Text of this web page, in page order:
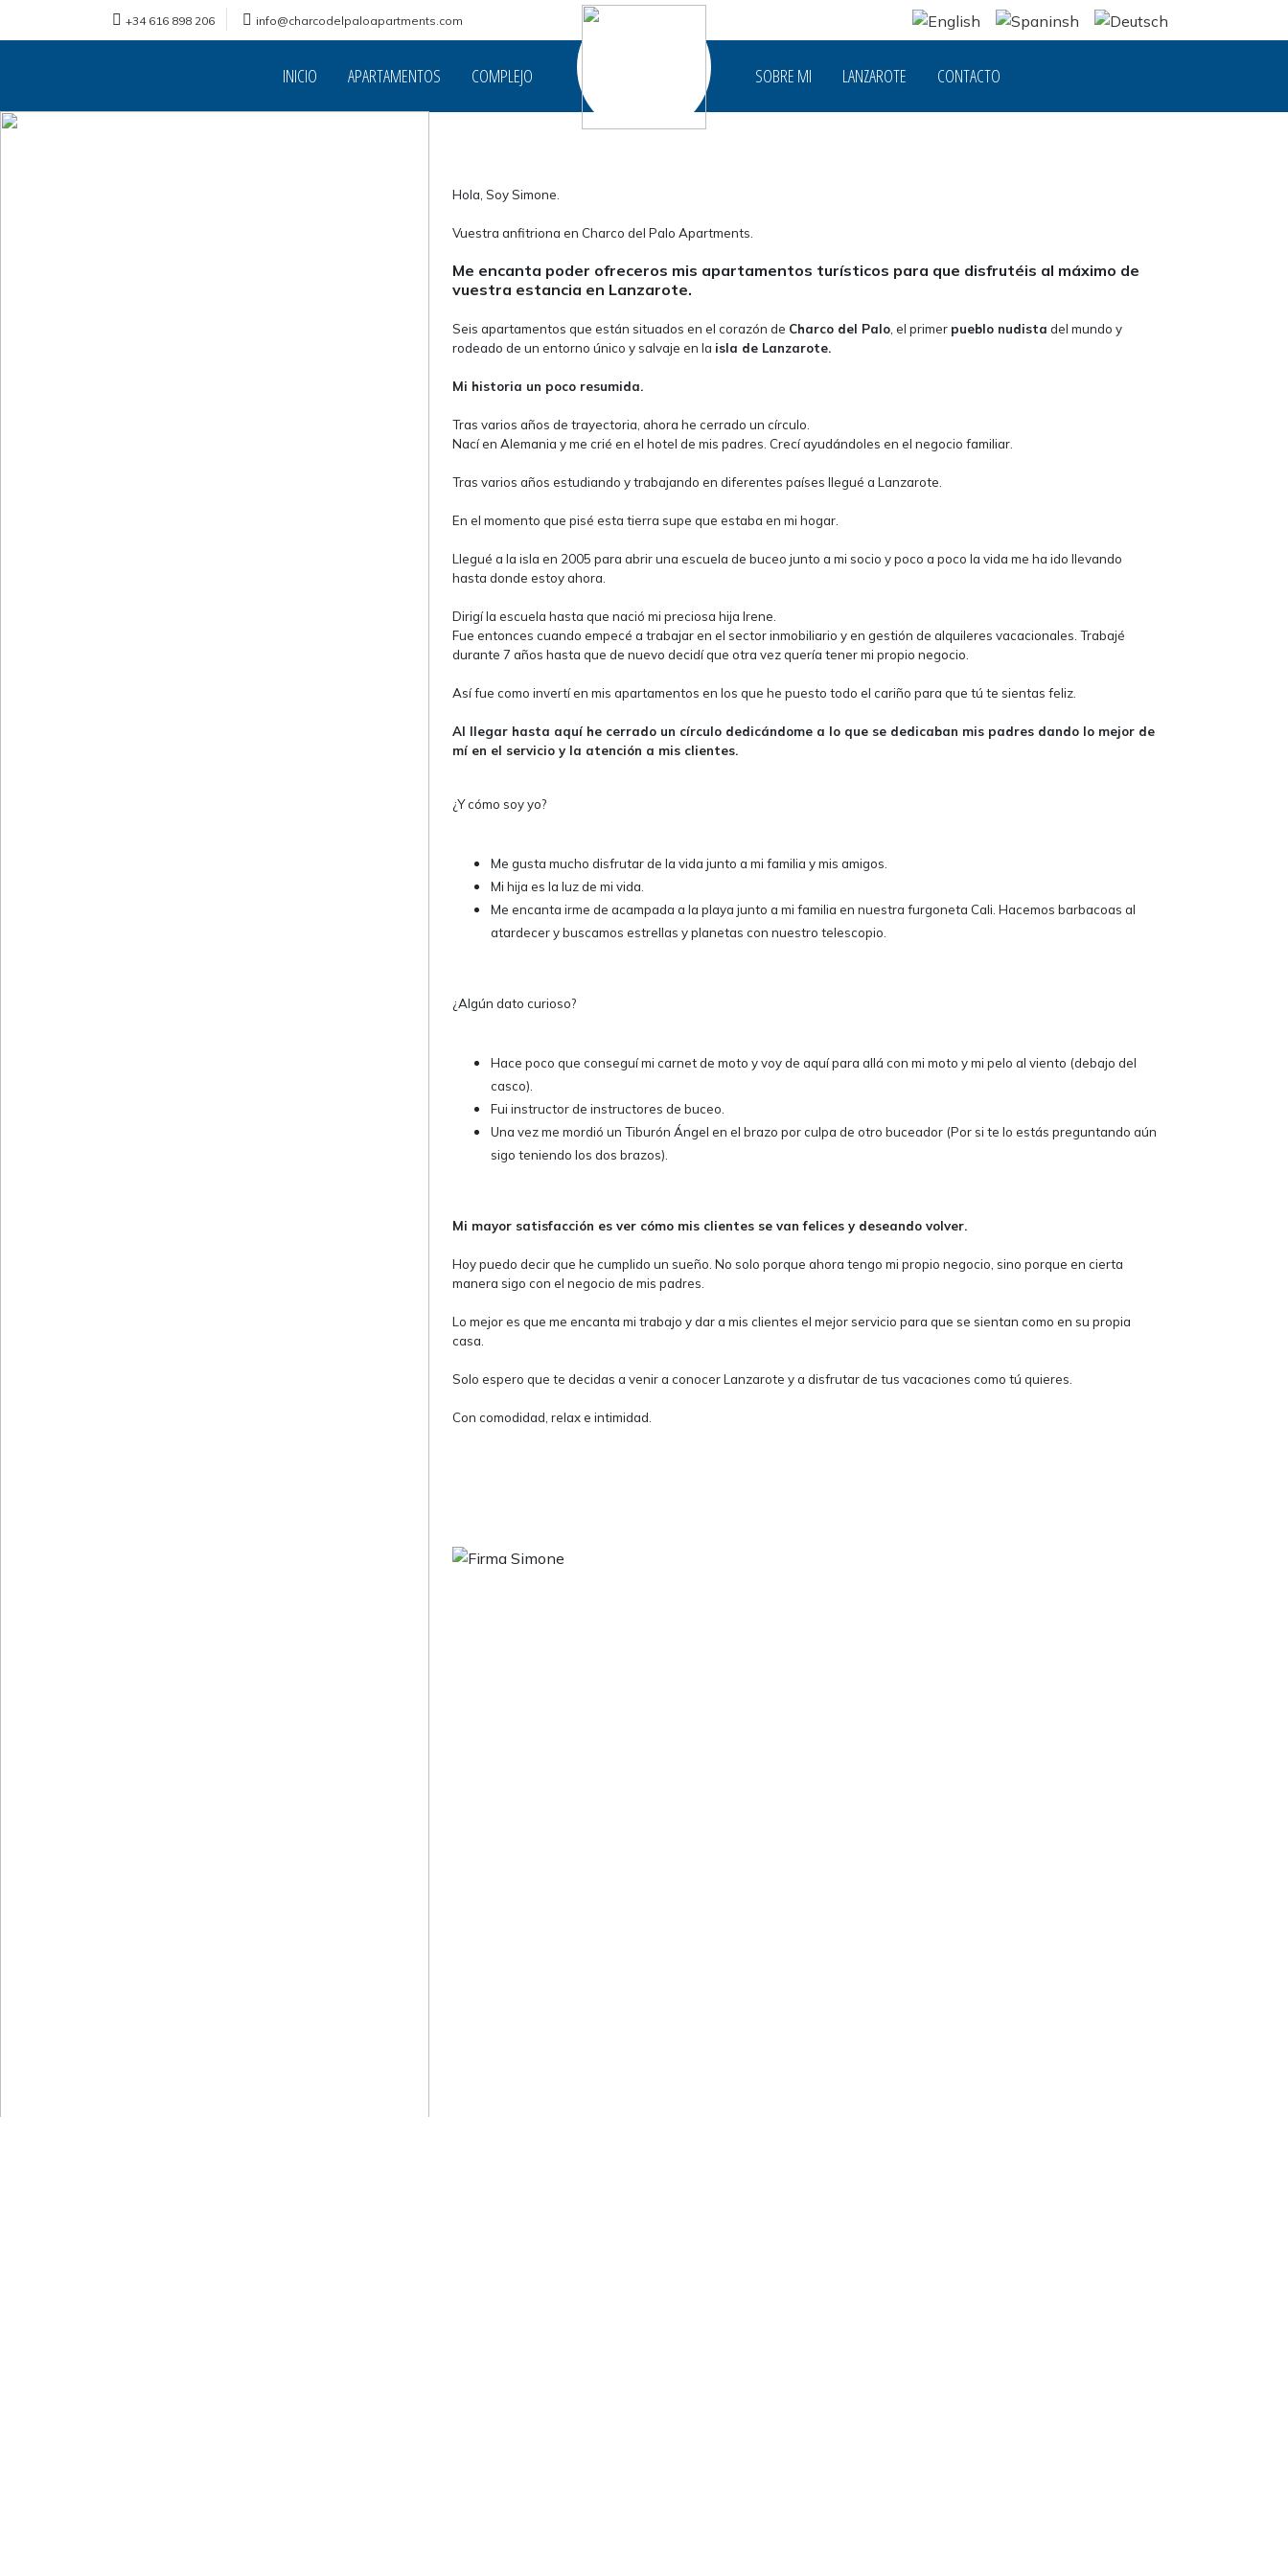
+34 616 898 206 info@charcodelpaloapartments.com
INICIO APARTAMENTOS COMPLEJO SOBRE MI LANZAROTE CONTACTO
Hola, Soy Simone.
Vuestra anfitriona en Charco del Palo Apartments.
Me encanta poder ofreceros mis apartamentos turísticos para que disfrutéis al máximo de
vuestra estancia en Lanzarote.
Seis apartamentos que están situados en el corazón de Charco del Palo , el primer pueblo nudista del mundo y
rodeado de un entorno único y salvaje en la isla de Lanzarote.
Mi historia un poco resumida.
Tras varios años de trayectoria, ahora he cerrado un círculo.
Nací en Alemania y me crié en el hotel de mis padres. Crecí ayudándoles en el negocio familiar.
Tras varios años estudiando y trabajando en diferentes países llegué a Lanzarote.
En el momento que pisé esta tierra supe que estaba en mi hogar.
Llegué a la isla en 2005 para abrir una escuela de buceo junto a mi socio y poco a poco la vida me ha ido llevando
hasta donde estoy ahora.
Dirigí la escuela hasta que nació mi preciosa hija Irene.
Fue entonces cuando empecé a trabajar en el sector inmobiliario y en gestión de alquileres vacacionales. Trabajé
durante 7 años hasta que de nuevo decidí que otra vez quería tener mi propio negocio.
Así fue como invertí en mis apartamentos en los que he puesto todo el cariño para que tú te sientas feliz.
Al llegar hasta aquí he cerrado un círculo dedicándome a lo que se dedicaban mis padres dando lo mejor de
mí en el servicio y la atención a mis clientes.
¿Y cómo soy yo?
Me gusta mucho disfrutar de la vida junto a mi familia y mis amigos.
Mi hija es la luz de mi vida.
Me encanta irme de acampada a la playa junto a mi familia en nuestra furgoneta Cali. Hacemos barbacoas al
atardecer y buscamos estrellas y planetas con nuestro telescopio.
¿Algún dato curioso?
Hace poco que conseguí mi carnet de moto y voy de aquí para allá con mi moto y mi pelo al viento (debajo del
casco).
Fui instructor de instructores de buceo.
Una vez me mordió un Tiburón Ángel en el brazo por culpa de otro buceador (Por si te lo estás preguntando aún
sigo teniendo los dos brazos).
Mi mayor satisfacción es ver cómo mis clientes se van felices y deseando volver.
Hoy puedo decir que he cumplido un sueño. No solo porque ahora tengo mi propio negocio, sino porque en cierta
manera sigo con el negocio de mis padres.
Lo mejor es que me encanta mi trabajo y dar a mis clientes el mejor servicio para que se sientan como en su propia
casa.
Solo espero que te decidas a venir a conocer Lanzarote y a disfrutar de tus vacaciones como tú quieres.
Con comodidad, relax e intimidad.